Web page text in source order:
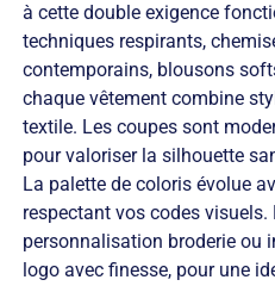
à cette double exigence
techniques respirants,
contemporains, blousons
chaque vêtement combine
textile. Les coupes sont
pour valoriser la silhouette
La palette de coloris évolue
respectant vos codes visuels.
personnalisation broderie ou
logo avec finesse, pour une